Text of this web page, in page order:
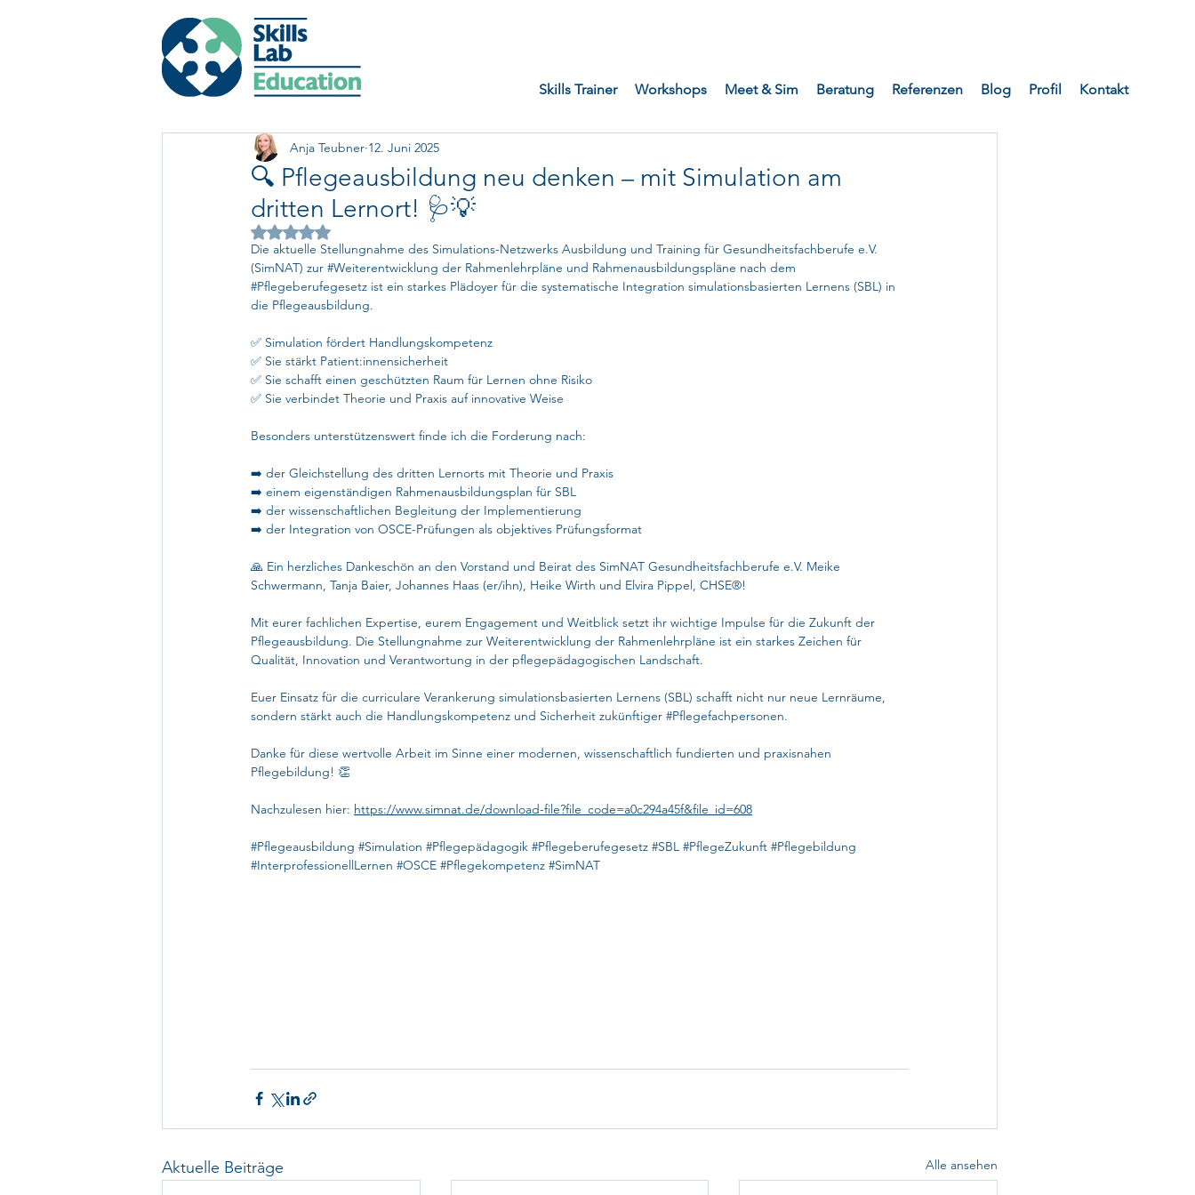
Skills Trainer Workshops Meet & Sim Beratung Referenzen Blog Profil Kontakt
🔍 Pflegeausbildung neu denken – mit Simulation am
dritten Lernort! 🩺💡
Anja Teubner 12. Juni 2025
Mit NaN von 5 Sternen bewertet.
Die aktuelle Stellungnahme des Simulations-Netzwerks Ausbildung und Training für Gesundheitsfachberufe e.V.
(SimNAT) zur #Weiterentwicklung der Rahmenlehrpläne und Rahmenausbildungspläne nach dem
#Pflegeberufegesetz ist ein starkes Plädoyer für die systematische Integration simulationsbasierten Lernens (SBL) in
die Pflegeausbildung.
✅ Simulation fördert Handlungskompetenz
✅ Sie stärkt Patient:innensicherheit
✅ Sie schafft einen geschützten Raum für Lernen ohne Risiko
✅ Sie verbindet Theorie und Praxis auf innovative Weise
Besonders unterstützenswert finde ich die Forderung nach:
➡️ der Gleichstellung des dritten Lernorts mit Theorie und Praxis
➡️ einem eigenständigen Rahmenausbildungsplan für SBL
➡️ der wissenschaftlichen Begleitung der Implementierung
➡️ der Integration von OSCE-Prüfungen als objektives Prüfungsformat
🙏 Ein herzliches Dankeschön an den Vorstand und Beirat des SimNAT Gesundheitsfachberufe e.V. Meike
Schwermann, Tanja Baier, Johannes Haas (er/ihn), Heike Wirth und Elvira Pippel, CHSE®!
Mit eurer fachlichen Expertise, eurem Engagement und Weitblick setzt ihr wichtige Impulse für die Zukunft der
Pflegeausbildung. Die Stellungnahme zur Weiterentwicklung der Rahmenlehrpläne ist ein starkes Zeichen für
Qualität, Innovation und Verantwortung in der pflegepädagogischen Landschaft.
Euer Einsatz für die curriculare Verankerung simulationsbasierten Lernens (SBL) schafft nicht nur neue Lernräume,
sondern stärkt auch die Handlungskompetenz und Sicherheit zukünftiger #Pflegefachpersonen.
Danke für diese wertvolle Arbeit im Sinne einer modernen, wissenschaftlich fundierten und praxisnahen
Pflegebildung! 👏
Nachzulesen hier: https://www.simnat.de/download-file?file_code=a0c294a45f&file_id=608
#Pflegeausbildung #Simulation #Pflegepädagogik #Pflegeberufegesetz #SBL #PflegeZukunft #Pflegebildung
#InterprofessionellLernen #OSCE #Pflegekompetenz #SimNAT
Aktuelle Beiträge Alle ansehen